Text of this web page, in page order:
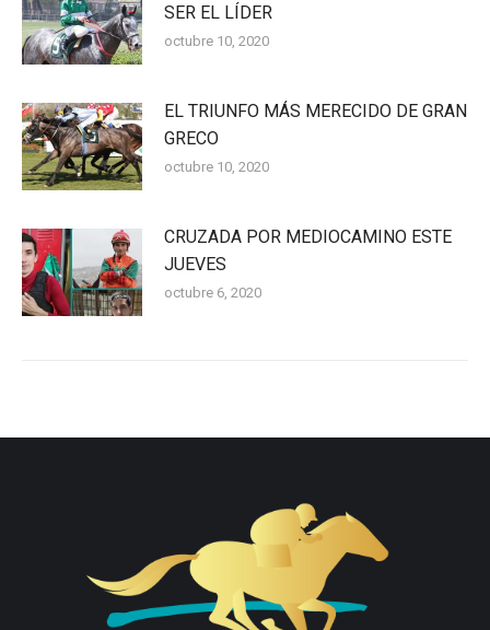
SER EL LÍDER
octubre 10, 2020
EL TRIUNFO MÁS MERECIDO DE GRAN
GRECO
octubre 10, 2020
CRUZADA POR MEDIOCAMINO ESTE
JUEVES
octubre 6, 2020